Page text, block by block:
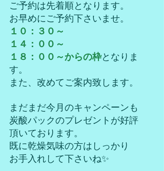
ご予約は先着順となります。
お早めにご予約下さいませ。
１０：３０～
１４：００～
１８：００～からの枠となりま
す。
また、改めてご案内致します。
まだまだ今月のキャンペーンも
炭酸パックのプレゼントが好評
頂いております。
既に乾燥気味の方はしっかり
お手入れして下さいね✨